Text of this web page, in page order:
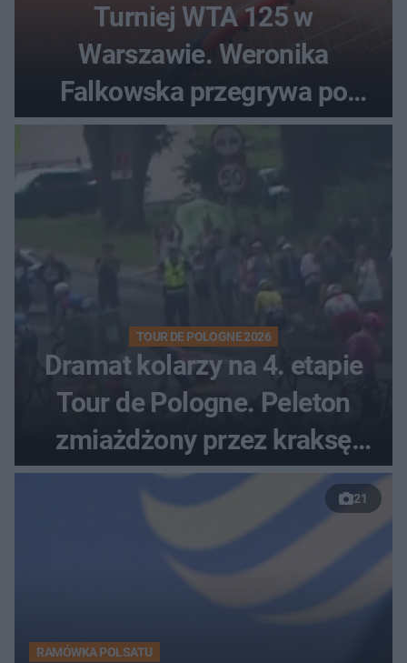
Turniej WTA 125 w
Warszawie. Weronika
Falkowska przegrywa po
zaciętym boju
TOUR DE POLOGNE 2026
Dramat kolarzy na 4. etapie
Tour de Pologne. Peleton
zmiażdżony przez kraksę
przed Karpaczem
21
RAMÓWKA POLSATU